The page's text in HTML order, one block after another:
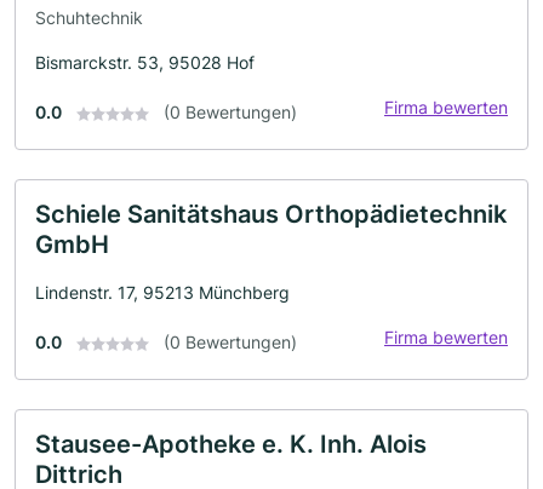
Schuhtechnik
Bismarckstr. 53, 95028 Hof
0.0 (0 Bewertungen) Firma bewerten
Schiele Sanitätshaus Orthopädietechnik
GmbH
Lindenstr. 17, 95213 Münchberg
0.0 (0 Bewertungen) Firma bewerten
Stausee-Apotheke e. K. Inh. Alois
Dittrich